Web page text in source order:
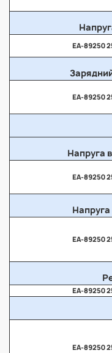
EA-89250
EA-89250
Напруга
EA-89250
EA-89250
EA-89250
EA-89250